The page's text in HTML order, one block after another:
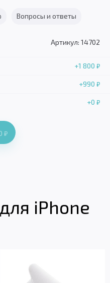
Вопросы и ответы
Артикул: 14702
+1 800 ₽
+990 ₽
+0 ₽
₽
iPhone